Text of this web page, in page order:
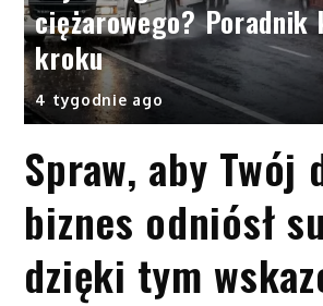
ciężarowego? Poradnik
kroku
4 tygodnie ago
Spraw, aby Twój
biznes odniósł
dzięki tym